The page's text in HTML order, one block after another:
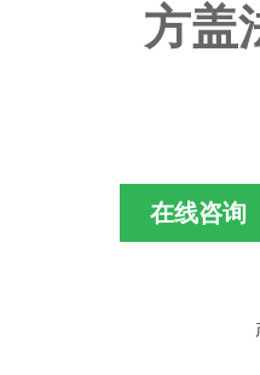
方盖
在线咨询